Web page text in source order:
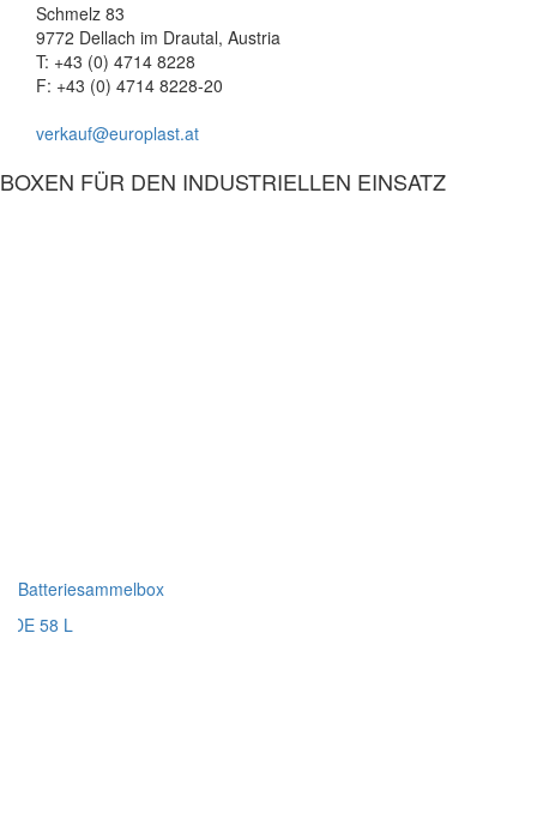
Schmelz 83
9772 Dellach im Drautal, Austria
T: +43 (0) 4714 8228
F: +43 (0) 4714 8228-20
verkauf@europlast.at
BOXEN FÜR DEN INDUSTRIELLEN EINSATZ
Batteriesammelbox